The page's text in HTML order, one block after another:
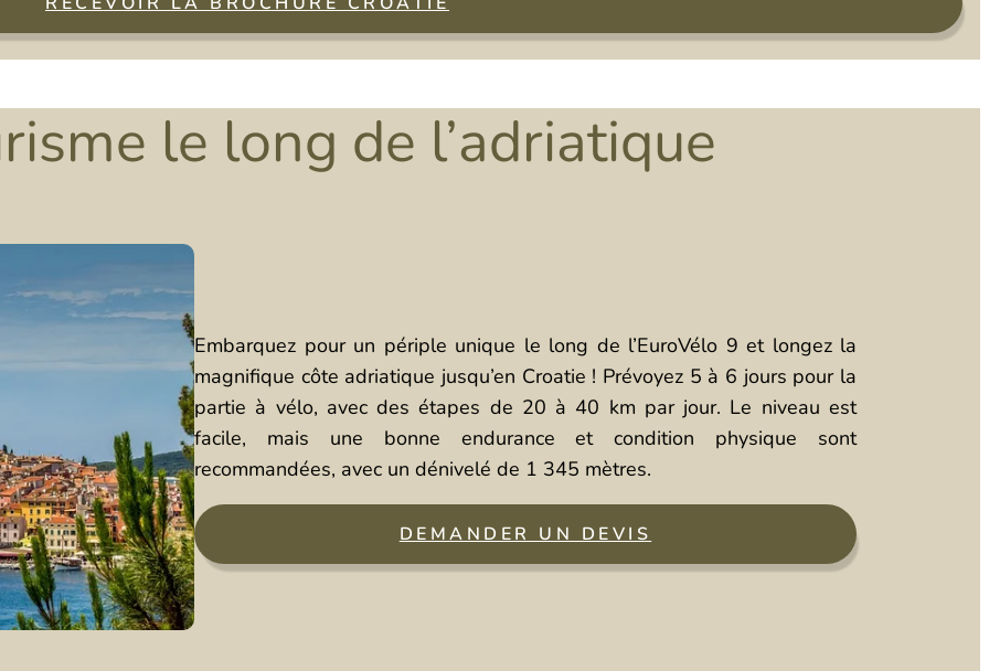
le long de l’adriatique
Embarquez pour un périple unique le long de l’EuroVélo 9 et longez la
magnifique côte adriatique jusqu’en Croatie ! Prévoyez 5 à 6 jours pour la
partie à vélo, avec des étapes de 20 à 40 km par jour. Le niveau est
facile, mais une bonne endurance et condition physique sont
recommandées, avec un dénivelé de 1 345 mètres.
DEMANDER UN DEVIS